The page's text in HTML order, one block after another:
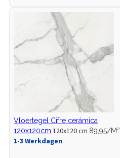
Vloertegel Cifre cerámica
120x120cm 120x120 cm 89,95/M²
1-3 Werkdagen